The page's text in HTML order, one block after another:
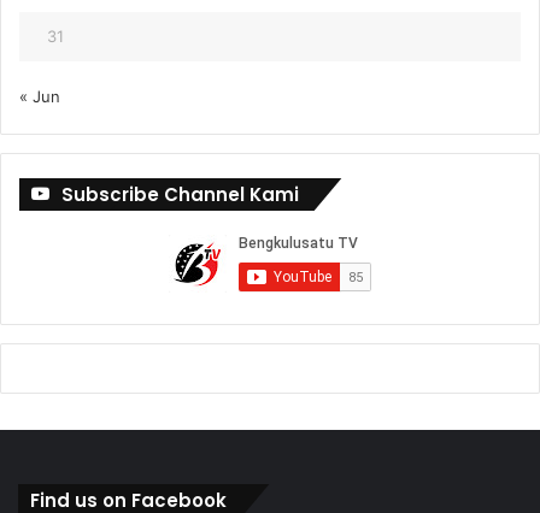
31
« Jun
Subscribe Channel Kami
Find us on Facebook